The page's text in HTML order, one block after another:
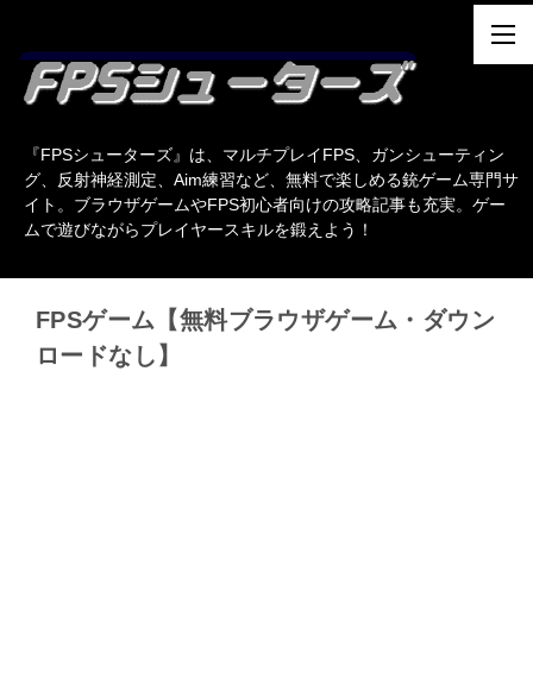
『FPSシューターズ』は、マルチプレイFPS、ガンシューティン
グ、反射神経測定、Aim練習など、無料で楽しめる銃ゲーム専門サ
イト。ブラウザゲームやFPS初心者向けの攻略記事も充実。ゲー
ムで遊びながらプレイヤースキルを鍛えよう！
FPSゲーム【無料ブラウザゲーム・ダウン
ロードなし】